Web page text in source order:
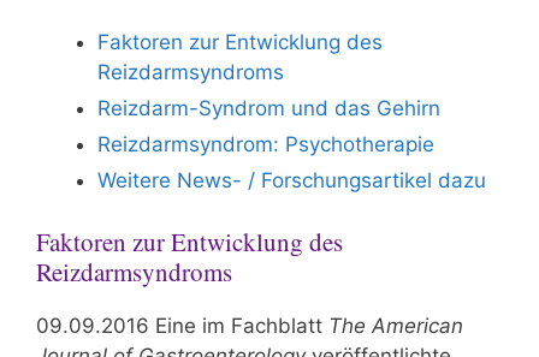
Faktoren zur Entwicklung des
Reizdarmsyndroms
Reizdarm-Syndrom und das Gehirn
Reizdarmsyndrom: Psychotherapie
Weitere News- / Forschungsartikel dazu
Faktoren zur Entwicklung des
Reizdarmsyndroms
09.09.2016 Eine im Fachblatt The American